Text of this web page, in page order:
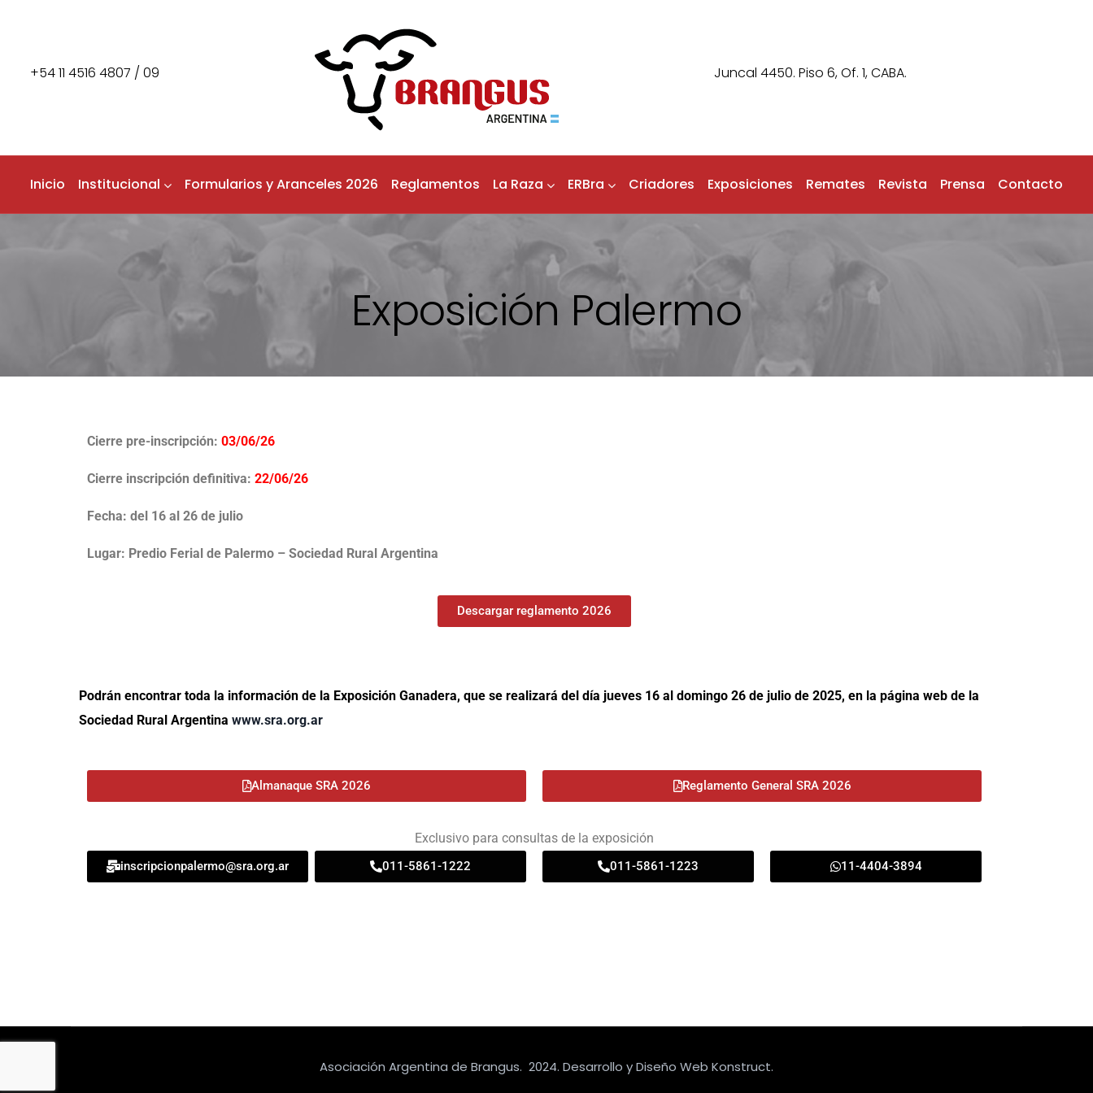
+54 11 4516 4807 / 09 Juncal 4450. Piso 6, Of. 1, CABA.
Inicio Institucional Formularios y Aranceles 2026 Reglamentos La Raza ERBra Criadores Exposiciones Remates Revista Prensa Contacto
Exposición Palermo
Cierre pre-inscripción: 03/06/26
Cierre inscripción definitiva: 22/06/26
Fecha: del 16 al 26 de julio
Lugar: Predio Ferial de Palermo – Sociedad Rural Argentina
Descargar reglamento 2026
Podrán encontrar toda la información de la Exposición Ganadera, que se realizará del día jueves 16 al domingo 26 de julio de 2025, en la página web de la
Sociedad Rural Argentina www.sra.org.ar
Almanaque SRA 2026 Reglamento General SRA 2026
Exclusivo para consultas de la exposición
inscripcionpalermo@sra.org.ar 011-5861-1222 011-5861-1223 11-4404-3894
Asociación Argentina de Brangus. 2024. Desarrollo y Diseño Web Konstruct.